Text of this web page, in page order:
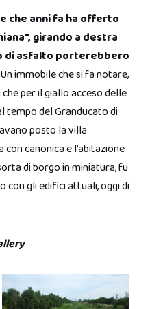
che anni fa ha offerto
girando a destra
di asfalto porterebbero
Un immobile che si fa notare,
per il giallo acceso delle
tempo del Granducato di
posto la villa
canonica e l’abitazione
di borgo in miniatura, fu
con gli edifici attuali, oggi di